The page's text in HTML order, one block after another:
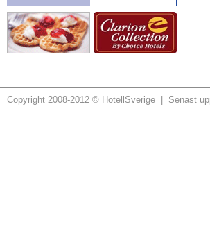
Copyright 2008-2012 © HotellSverige | Senast